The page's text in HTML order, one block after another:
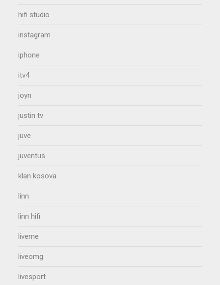
hifi studio
instagram
iphone
itv4
joyn
justin tv
juve
juventus
klan kosova
linn
linn hifi
liveme
liveomg
livesport